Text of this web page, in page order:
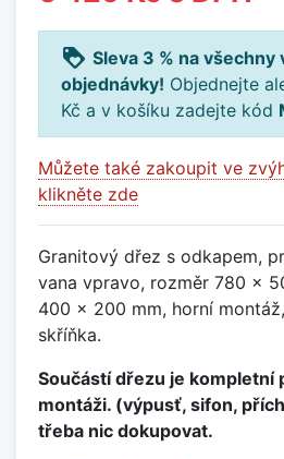
loyalty Sleva 3 % na všechny
objednávky! Objednejte
Kč a v košíku zadejte kód
Můžete také zakoupit ve
klikněte zde
Granitový dřez s odkapem,
vana vpravo, rozměr 780 x
400 x 200 mm, horní
skříňka.
Součástí dřezu je kompletní
montáži. (výpusť, sifon,
třeba nic dokupovat.